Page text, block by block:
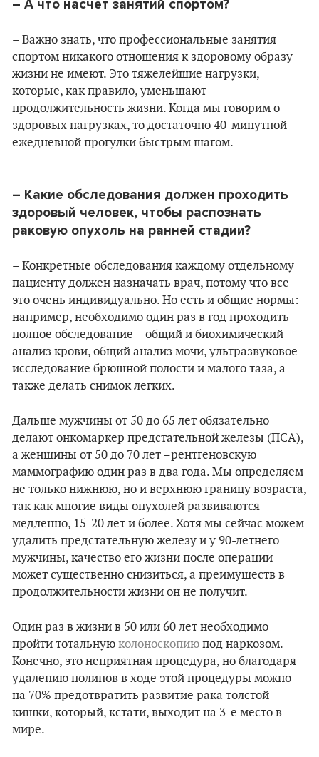
– А что насчет занятий спортом?
– Важно знать, что профессиональные занятия
спортом никакого отношения к здоровому образу
жизни не имеют. Это тяжелейшие нагрузки,
которые, как правило, уменьшают
продолжительность жизни. Когда мы говорим о
здоровых нагрузках, то достаточно 40-минутной
ежедневной прогулки быстрым шагом.
– Какие обследования должен проходить
здоровый человек, чтобы распознать
раковую опухоль на ранней стадии?
– Конкретные обследования каждому отдельному
пациенту должен назначать врач, потому что все
это очень индивидуально. Но есть и общие нормы:
например, необходимо один раз в год проходить
полное обследование – общий и биохимический
анализ крови, общий анализ мочи, ультразвуковое
исследование брюшной полости и малого таза, а
также делать снимок легких.
Дальше мужчины от 50 до 65 лет обязательно
делают онкомаркер предстательной железы (ПСА),
а женщины от 50 до 70 лет –рентгеновскую
маммографию один раз в два года. Мы определяем
не только нижнюю, но и верхнюю границу возраста,
так как многие виды опухолей развиваются
медленно, 15-20 лет и более. Хотя мы сейчас можем
удалить предстательную железу и у 90-летнего
мужчины, качество его жизни после операции
может существенно снизиться, а преимуществ в
продолжительности жизни он не получит.
Один раз в жизни в 50 или 60 лет необходимо
пройти тотальную колоноскопию под наркозом.
Конечно, это неприятная процедура, но благодаря
удалению полипов в ходе этой процедуры можно
на 70% предотвратить развитие рака толстой
кишки, который, кстати, выходит на 3-е место в
мире.